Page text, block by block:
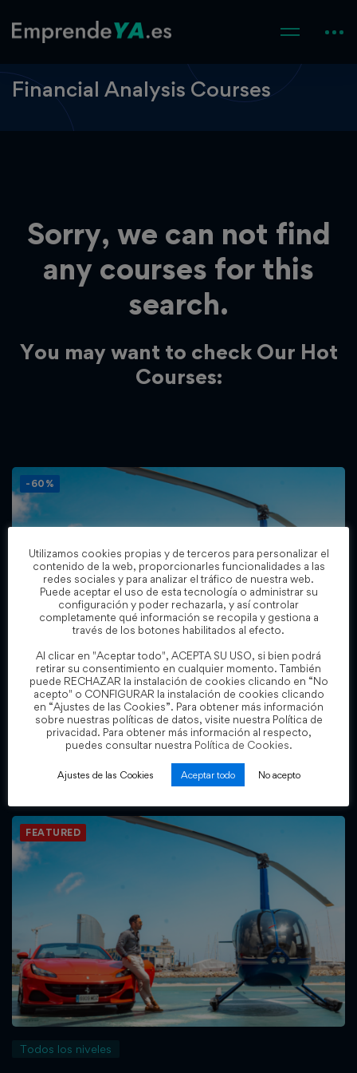
Financial Analysis Courses
Sorry, we can not find
any courses for this
search.
You may want to check Our Hot
Courses:
-60%
Todos los niveles
Sala E50K [VITALICIO]
Cristian Fernandez
5.000,00€ 12.500,00
FEATURED
Todos los niveles
Utilizamos cookies propias y de terceros para personalizar el
contenido de la web, proporcionarles funcionalidades a las
redes sociales y para analizar el tráfico de nuestra web.
Puede aceptar el uso de esta tecnología o administrar su
configuración y poder rechazarla, y así controlar
completamente qué información se recopila y gestiona a
través de los botones habilitados al efecto.
Al clicar en "Aceptar todo", ACEPTA SU USO, si bien podrá
retirar su consentimiento en cualquier momento. También
puede RECHAZAR la instalación de cookies clicando en “No
acepto" o CONFIGURAR la instalación de cookies clicando
en “Ajustes de las Cookies”. Para obtener más información
sobre nuestras políticas de datos, visite nuestra Política de
privacidad. Para obtener más información al respecto,
puedes consultar nuestra Política de Cookies.
Ajustes de las Cookies Aceptar todo No acepto